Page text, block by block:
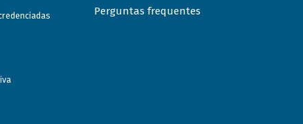
Perguntas frequentes